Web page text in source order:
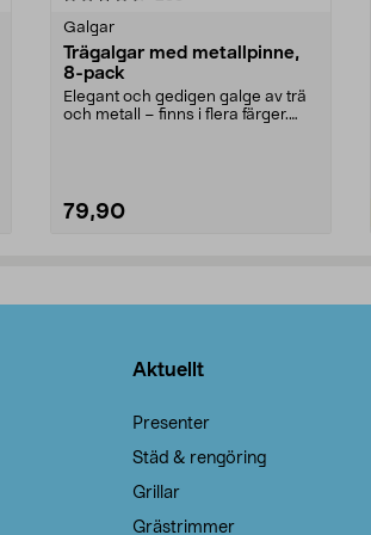
Galgar
Trägalgar med metallpinne,
8-pack
Elegant och gedigen galge av trä
och metall – finns i flera färger.
79,90
Aktuellt
Presenter
Städ & rengöring
Grillar
Grästrimmer